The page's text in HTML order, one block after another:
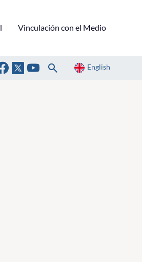
Vinculación con el Medio
English